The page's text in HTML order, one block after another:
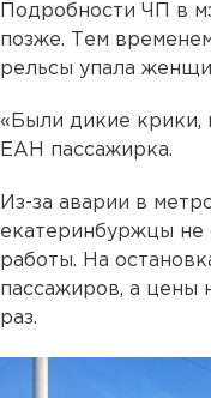
Подробности ЧП в
позже. Тем
рельсы упала
«Были дикие крики,
ЕАН пассажирка.
Из-за аварии в
екатеринбуржцы не
работы. На
пассажиров, а цены
раз.